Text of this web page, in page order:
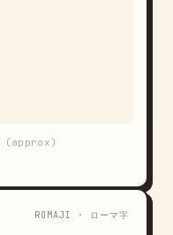
(approx)
ROMAJI · ローマ字